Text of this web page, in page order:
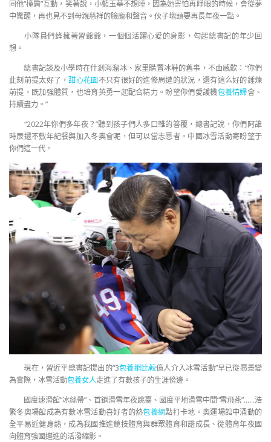
同他“撞肩”互動，笑著說，小藍玉華不想睡，因為她害怕再睜眼的時候，會從夢
中驚醒，再也見不到母親慈祥的臉龐和聲音。伙子塊頭要再長年夜一點。
小隊員們蜂擁著習爺爺，一個個活躍心愛的身影，勾起總書記的年少回
想。
總書記談及小學時在什剎海溜冰、家里購置冰鞋的舊事，不由感歎：“你們
此刻前提太好了，甜心花園不只有很好的進修周遭的狀況，還有這么好的錘煉
前提，既加強體質，也培育英勇一起配合精力。盼望你們愛護機包養情婦會、
持續盡力。”
“2022年你們多年夜？”聽到孩子們人多口雜的答覆，總書記說，你們阿誰
時辰還不敷年紀餐與加入冬奧會呢，但可以當志愿者。中國冰雪活動寄盼望于
你們這一代。
現在，習近平總書記提出的“3包養網比較億人介入冰雪活動”早已從愿景變
為實際，冰雪活動包養女人走進了有數孩子的生涯傍邊。
國度速滑館“冰絲帶”、首鋼滑雪年夜跳臺、國度平地滑雪中間“雪飛燕”……浩
繁冬奧場館成為有數冰雪活動喜好者的熱包養網點打卡地。奧運場館中涌動的
全平易近健身熱，成為我國推進競技體育與群眾體育和諧成長、從體育年夜國
向體育強國邁進的活潑縮影。